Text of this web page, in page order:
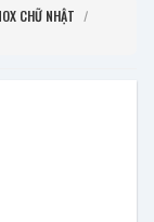
CHỮ NHẬT /